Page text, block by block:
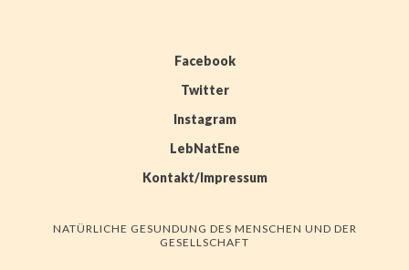
Facebook
Twitter
Instagram
LebNatEne
Kontakt/Impressum
NATÜRLICHE GESUNDUNG DES MENSCHEN UND DER
GESELLSCHAFT